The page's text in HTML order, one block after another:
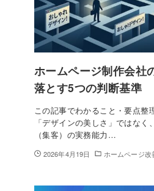
ホームページ制作会社
落とす5つの判断基準
この記事でわかること・要点整
「デザインの美しさ」ではな
（集客）の実務能力…
2026年4月19日 ホームページ改